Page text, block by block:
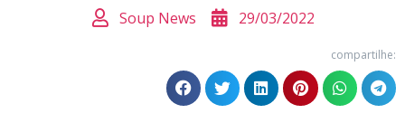
Soup News 29/03/2022
compartilhe: